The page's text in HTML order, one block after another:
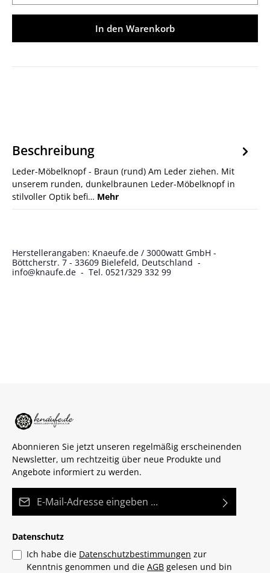
In den Warenkorb
Beschreibung
Leder-Möbelknopf - Braun (rund) Am Leder ziehen. Mit
unserem runden, dunkelbraunen Leder-Möbelknopf in
stilvoller Optik befi… Mehr
Herstellerangaben: Knaeufe.de / 3000watt GmbH -
Böttcherstr. 7 - 33609 Bielefeld, Deutschland -
info@knaufe.de - Tel. 0521/329 332 99
Abonnieren Sie jetzt unseren regelmäßig erscheinenden
Newsletter, um rechtzeitig über neue Produkte und
Angebote informiert zu werden.
Datenschutz
Ich habe die Datenschutzbestimmungen zur
Kenntnis genommen und die AGB gelesen und bin